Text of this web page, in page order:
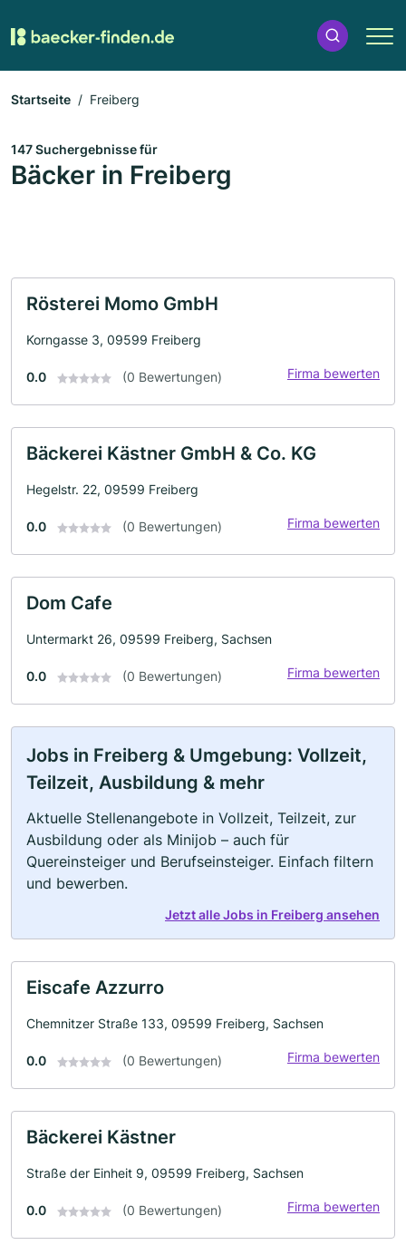
Startseite Freiberg
147 Suchergebnisse für
Bäcker in Freiberg
Rösterei Momo GmbH
Korngasse 3, 09599 Freiberg
0.0 (0 Bewertungen) Firma bewerten
Bäckerei Kästner GmbH & Co. KG
Hegelstr. 22, 09599 Freiberg
0.0 (0 Bewertungen) Firma bewerten
Dom Cafe
Untermarkt 26, 09599 Freiberg, Sachsen
0.0 (0 Bewertungen) Firma bewerten
Jobs in Freiberg & Umgebung: Vollzeit,
Teilzeit, Ausbildung & mehr
Aktuelle Stellenangebote in Vollzeit, Teilzeit, zur
Ausbildung oder als Minijob – auch für
Quereinsteiger und Berufseinsteiger. Einfach filtern
und bewerben.
Jetzt alle Jobs in Freiberg ansehen
Eiscafe Azzurro
Chemnitzer Straße 133, 09599 Freiberg, Sachsen
0.0 (0 Bewertungen) Firma bewerten
Bäckerei Kästner
Straße der Einheit 9, 09599 Freiberg, Sachsen
0.0 (0 Bewertungen) Firma bewerten